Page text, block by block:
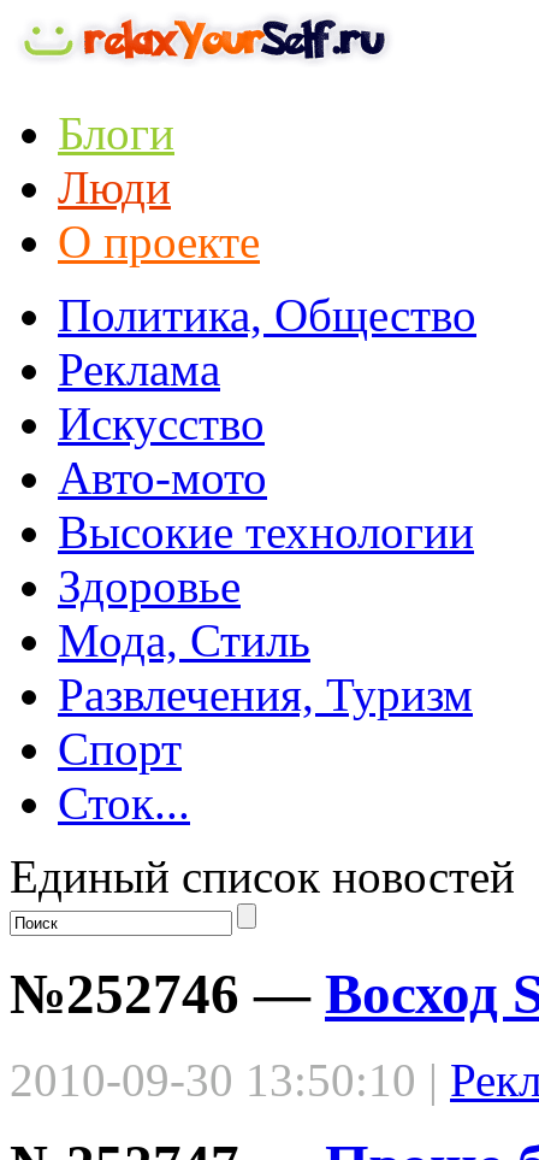
Блоги
Люди
О проекте
Политика, Общество
Реклама
Искусство
Авто-мото
Высокие технологии
Здоровье
Мода, Стиль
Развлечения, Туризм
Спорт
Сток...
Единый список новостей
№252746 — Восход
2010-09-30 13:50:10 |